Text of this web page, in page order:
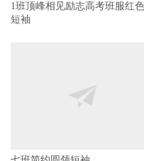
1班顶峰相见励志高考班服红色
短袖